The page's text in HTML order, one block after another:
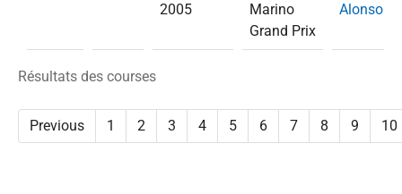
Résultats des courses
2005
Marino
Grand Prix
Alonso
Previous 1 2 3 4 5 6 7 8 9 10